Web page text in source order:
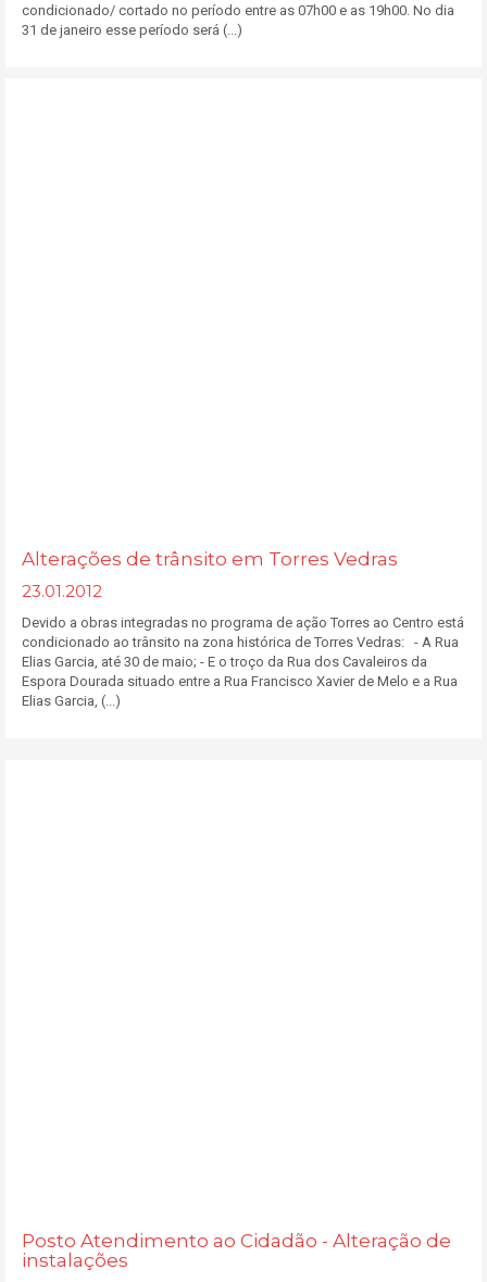
condicionado/ cortado no período entre as 07h00 e as 19h00. No dia
31 de janeiro esse período será (...)
Alterações de trânsito em Torres Vedras
23.01.2012
Devido a obras integradas no programa de ação Torres ao Centro está
condicionado ao trânsito na zona histórica de Torres Vedras: - A Rua
Elias Garcia, até 30 de maio; - E o troço da Rua dos Cavaleiros da
Espora Dourada situado entre a Rua Francisco Xavier de Melo e a Rua
Elias Garcia, (...)
Posto Atendimento ao Cidadão - Alteração de
instalações